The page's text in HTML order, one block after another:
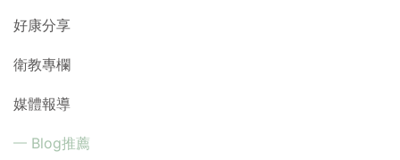
好康分享
衛教專欄
媒體報導
Blog推薦